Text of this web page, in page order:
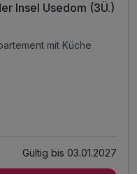
Insel Usedom (3Ü.)
mit Küche
Gültig bis 03.01.2027